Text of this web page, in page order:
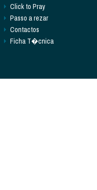
Click to Pray
Passo a rezar
Contactos
Ficha T�cnica